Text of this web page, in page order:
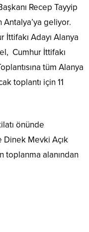
Recep Tayyip
Antalya’ya geliyor.
İttifakı Adayı Alanya
Cumhur İttifakı
tüm Alanya
toplantı için 11
önünde
Dinek Mevki Açık
toplanma alanından